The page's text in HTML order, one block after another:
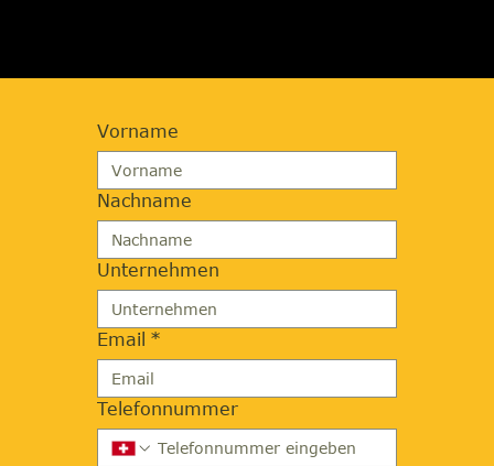
Vorname
Nachname
Unternehmen
Email *
Telefonnummer